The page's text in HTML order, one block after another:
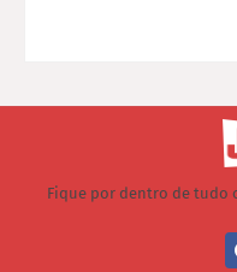
Fique por dentro de tudo